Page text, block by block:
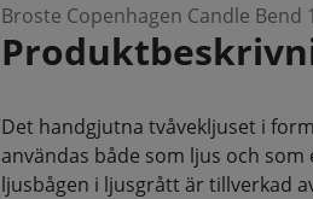
Broste Copenhagen Candle Bend
Det handgjutna tvåvekljuset i
användas både som ljus och
ljusbågen i ljusgrått är tillverkad